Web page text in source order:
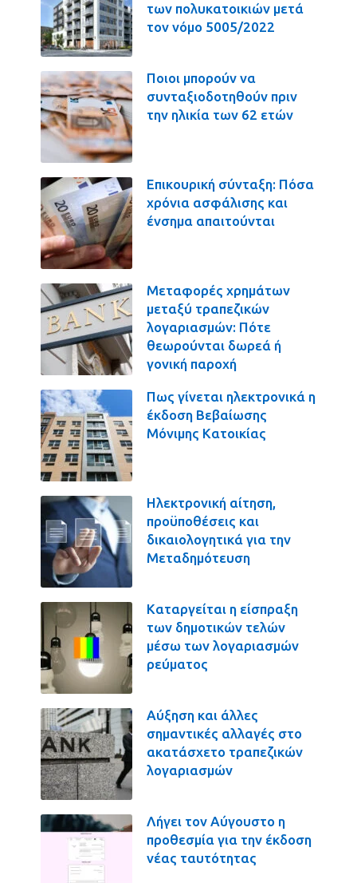
των πολυκατοικιών μετά
τον νόμο 5005/2022
Ποιοι μπορούν να
συνταξιοδοτηθούν πριν
την ηλικία των 62 ετών
Επικουρική σύνταξη: Πόσα
χρόνια ασφάλισης και
ένσημα απαιτούνται
Μεταφορές χρημάτων
μεταξύ τραπεζικών
λογαριασμών: Πότε
θεωρούνται δωρεά ή
γονική παροχή
Πως γίνεται ηλεκτρονικά η
έκδοση Βεβαίωσης
Μόνιμης Κατοικίας
Ηλεκτρονική αίτηση,
προϋποθέσεις και
δικαιολογητικά για την
Μεταδημότευση
Καταργείται η είσπραξη
των δημοτικών τελών
μέσω των λογαριασμών
ρεύματος
Αύξηση και άλλες
σημαντικές αλλαγές στο
ακατάσχετο τραπεζικών
λογαριασμών
Λήγει τον Αύγουστο η
προθεσμία για την έκδοση
νέας ταυτότητας